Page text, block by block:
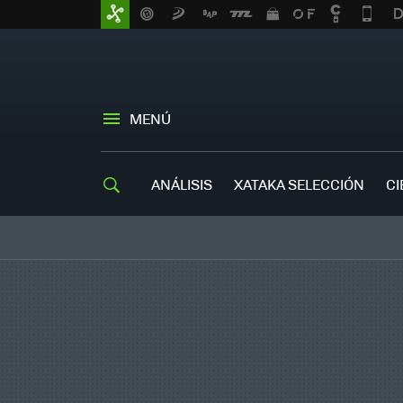
MENÚ
ANÁLISIS XATAKA SELECCIÓN